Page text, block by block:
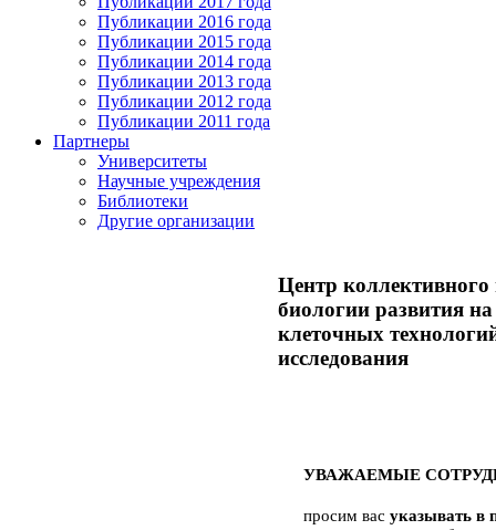
Публикации 2016 года
Публикации 2015 года
Публикации 2014 года
Публикации 2013 года
Публикации 2012 года
Публикации 2011 года
Партнеры
Университеты
Научные учреждения
Библиотеки
Другие организации
Центр коллективного
биологии развития
клеточных
исследования
УВАЖАЕМЫЕ
просим вас указывать в